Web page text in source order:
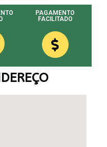
PAGAMENTO
FACILITADO